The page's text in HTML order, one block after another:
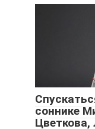
соннике